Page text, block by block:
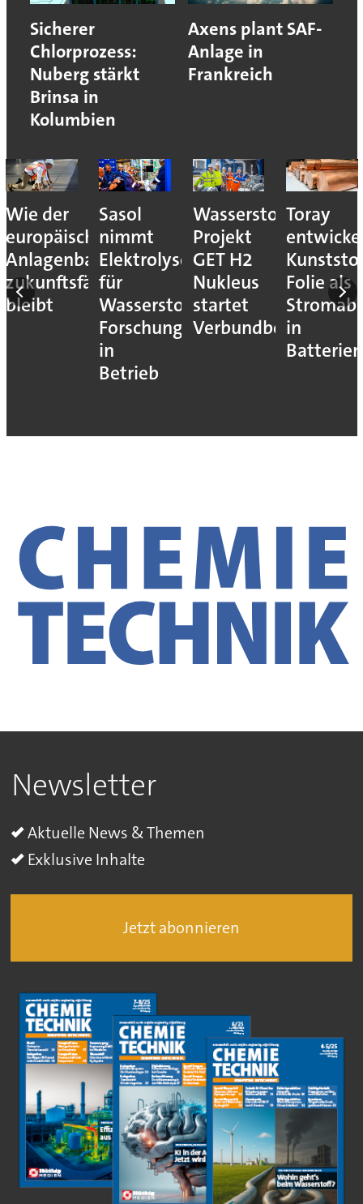
Sicherer
Chlorprozess:
Nuberg stärkt
Brinsa in
Kolumbien
Axens plant SAF-
Anlage in
Frankreich
Wie der
europäische
Anlagenbau
zukunftsfähig
bleibt
Sasol
nimmt
Elektrolyseur
für
Wasserstoff-
Forschung
in
Betrieb
Wasserstoff-
Projekt
GET H2
Nukleus
startet
Verbundbetrieb
Toray
Folie als
in
Batterien
Newsletter
Aktuelle News & Themen
Exklusive Inhalte
Jetzt abonnieren